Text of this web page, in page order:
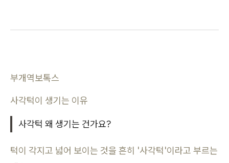
부개역보톡스
사각턱이 생기는 이유
사각턱 왜 생기는 건가요?
턱이 각지고 넓어 보이는 것을 흔히 '사각턱'이라고 부르는